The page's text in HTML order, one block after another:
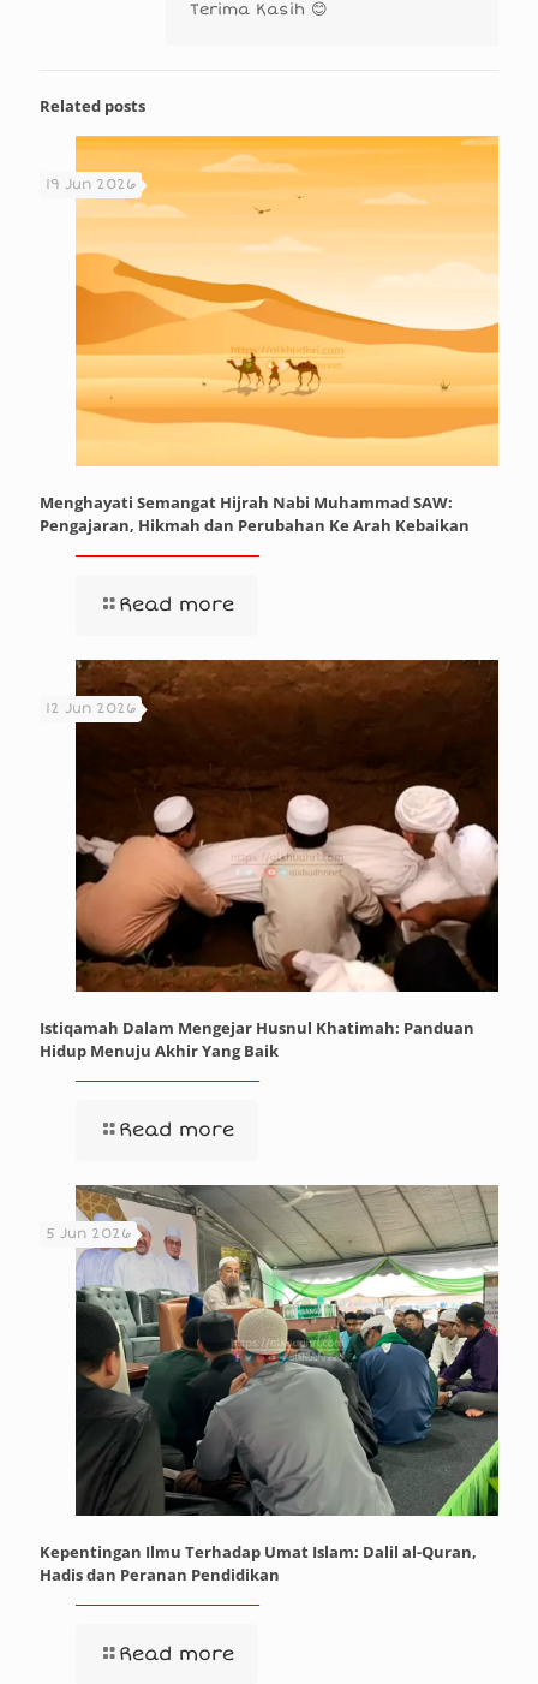
Terima Kasih 😊
Related posts
19 Jun 2026
Menghayati Semangat Hijrah Nabi Muhammad SAW:
Pengajaran, Hikmah dan Perubahan Ke Arah Kebaikan
Read more
12 Jun 2026
Istiqamah Dalam Mengejar Husnul Khatimah: Panduan
Hidup Menuju Akhir Yang Baik
Read more
5 Jun 2026
Kepentingan Ilmu Terhadap Umat Islam: Dalil al-Quran,
Hadis dan Peranan Pendidikan
Read more